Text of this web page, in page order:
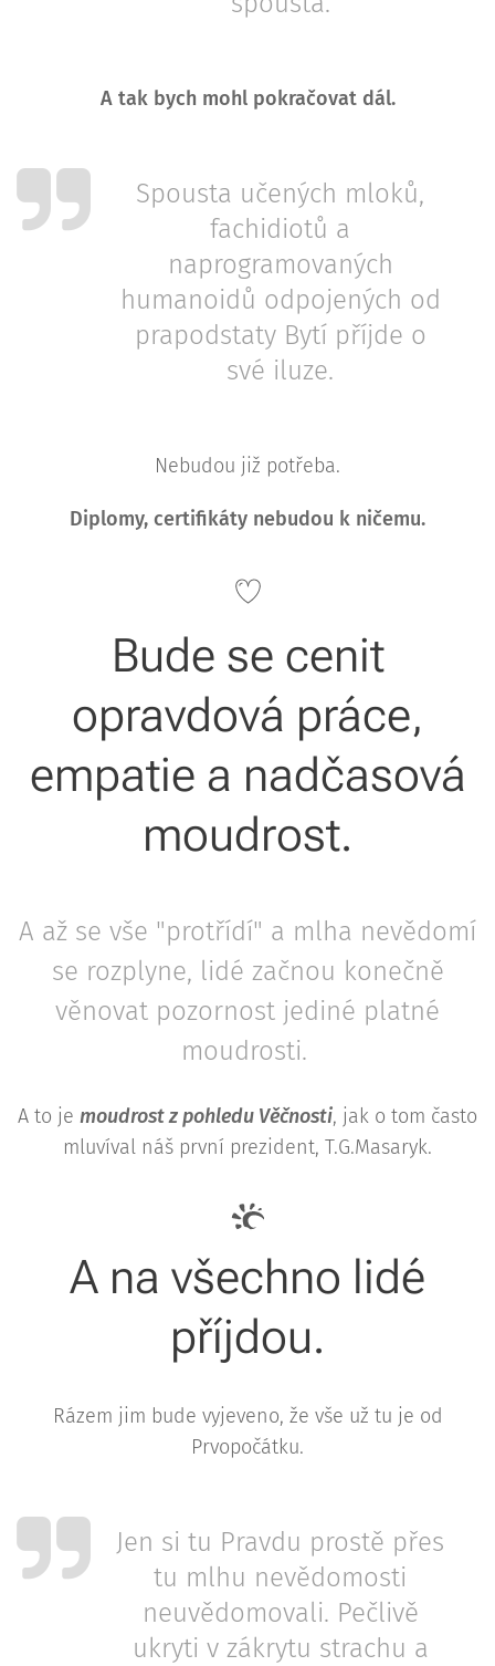
A tak bych mohl pokračovat dál.
Spousta učených mloků,
fachidiotů a
naprogramovaných
humanoidů odpojených od
prapodstaty Bytí příjde o
své iluze.
Nebudou již potřeba.
Diplomy, certifikáty nebudou k ničemu.
Bude se cenit
opravdová práce,
empatie a nadčasová
moudrost.
A až se vše "protřídí" a mlha nevědomí
se rozplyne, lidé začnou konečně
věnovat pozornost jediné platné
moudrosti.
A to je moudrost z pohledu Věčnosti, jak o tom často
mluvíval náš první prezident, T.G.Masaryk.
A na všechno lidé
příjdou.
Rázem jim bude vyjeveno, že vše už tu je od
Prvopočátku.
Jen si tu Pravdu prostě přes
tu mlhu nevědomosti
neuvědomovali. Pečlivě
ukryti v zákrytu strachu a